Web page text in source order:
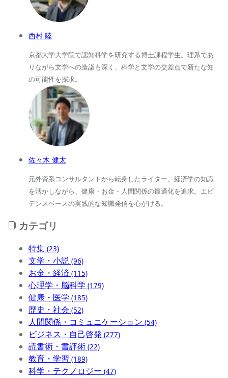
西村 陸
京都大学大学院で認知科学を研究する博士課程学生。理系であ
りながら文学への造詣も深く、科学と文学の交差点で新たな知
の可能性を探求。
佐々木 健太
元外資系コンサルタントから転身したライター。経済学の知識
を活かしながら、健康・お金・人間関係の最適化を追求。エビ
デンスベースの実践的な知識発信を心がける。
カテゴリ
特集 (23)
文学・小説 (96)
お金・経済 (115)
心理学・脳科学 (179)
健康・医学 (185)
歴史・社会 (52)
人間関係・コミュニケーション (54)
ビジネス・自己啓発 (277)
読書術・書評術 (22)
教育・学習 (189)
科学・テクノロジー (47)